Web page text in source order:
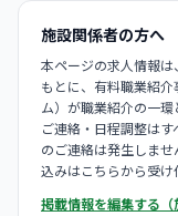
施設関係者の方へ
本ページの求人情報
もとに、有料職業紹
ム）が職業紹介の一
ご連絡・日程調整は
のご連絡は発生しま
込みはこちらから受け
掲載情報を編集する（